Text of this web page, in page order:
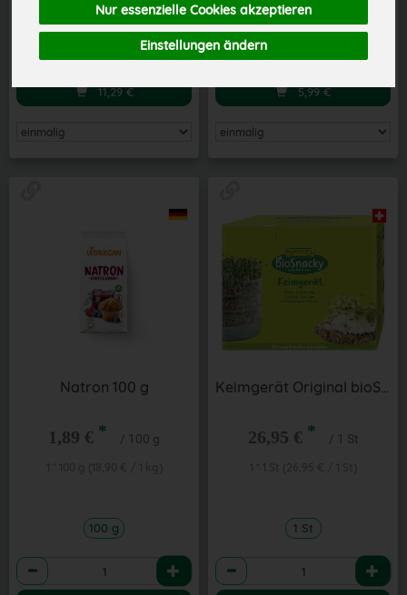
Nur essenzielle Cookies akzeptieren
Einstellungen ändern
25 g
11,29€
15 l
Anzahl
5,99€
Natron 100 g
1,89 € * / 100 g
100 g
Anzahl
Keimgerät Original bioSnacky
26,95 € * / 1 St
1 St
Anzahl